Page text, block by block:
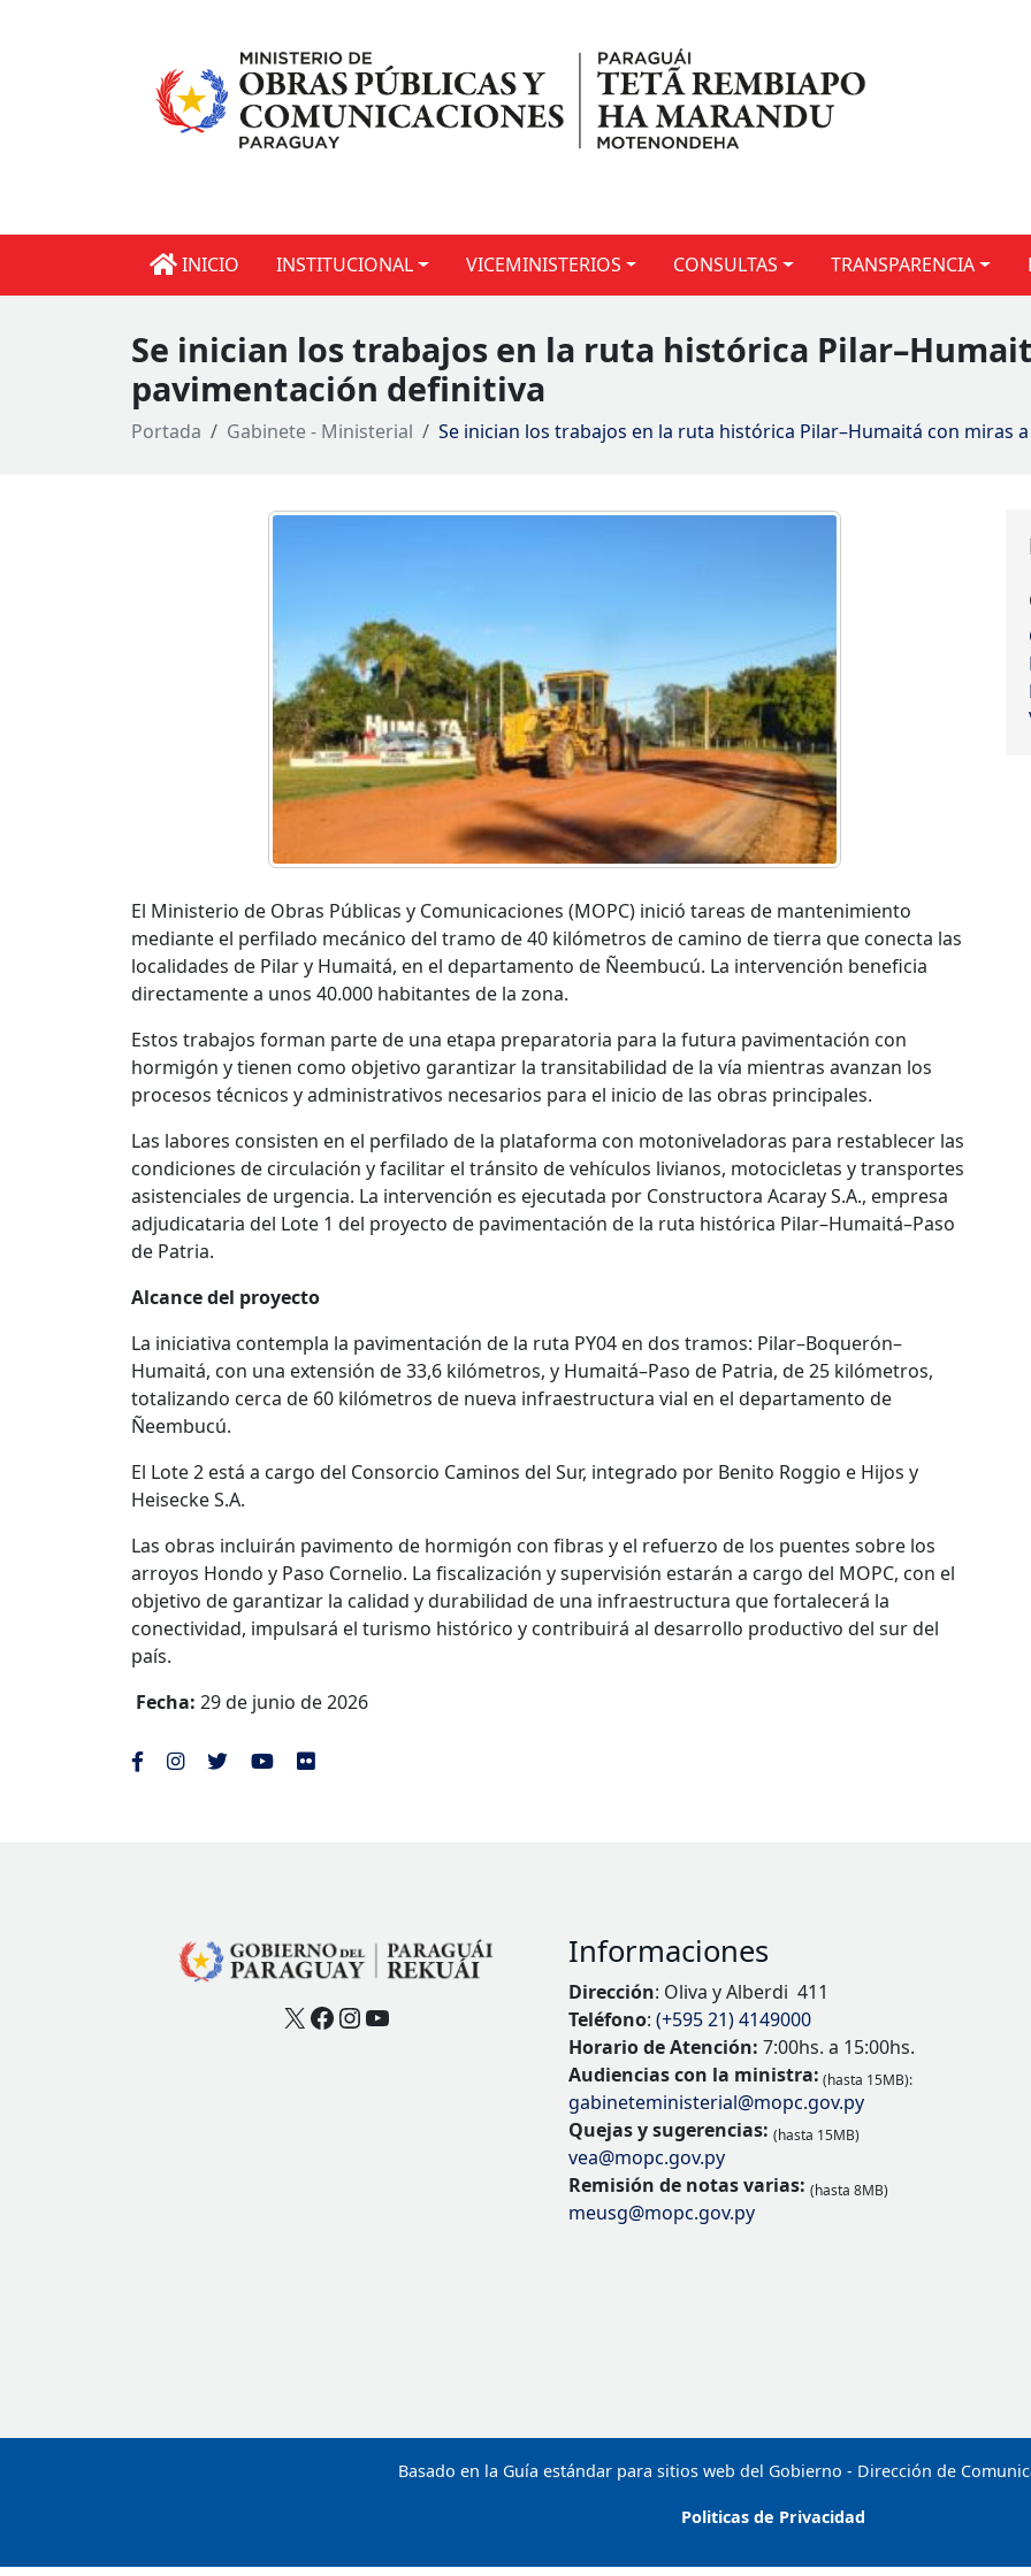
INICIO INSTITUCIONAL VICEMINISTERIOS CONSULTAS TRANSPARENCIA
Se inician los trabajos en la ruta histórica
pavimentación definitiva
Portada Gabinete - Ministerial Se inician los trabajos en la ruta histórica Pilar–Humaitá con miras
El Ministerio de Obras Públicas y Comunicaciones (MOPC) inició tareas de mantenimiento
mediante el perfilado mecánico del tramo de 40 kilómetros de camino de tierra que conecta las
localidades de Pilar y Humaitá, en el departamento de Ñeembucú. La intervención beneficia
directamente a unos 40.000 habitantes de la zona.
Estos trabajos forman parte de una etapa preparatoria para la futura pavimentación con
hormigón y tienen como objetivo garantizar la transitabilidad de la vía mientras avanzan los
procesos técnicos y administrativos necesarios para el inicio de las obras principales.
Las labores consisten en el perfilado de la plataforma con motoniveladoras para restablecer las
condiciones de circulación y facilitar el tránsito de vehículos livianos, motocicletas y transportes
asistenciales de urgencia. La intervención es ejecutada por Constructora Acaray S.A., empresa
adjudicataria del Lote 1 del proyecto de pavimentación de la ruta histórica Pilar–Humaitá–Paso
de Patria.
Alcance del proyecto
La iniciativa contempla la pavimentación de la ruta PY04 en dos tramos: Pilar–Boquerón–
Humaitá, con una extensión de 33,6 kilómetros, y Humaitá–Paso de Patria, de 25 kilómetros,
totalizando cerca de 60 kilómetros de nueva infraestructura vial en el departamento de
Ñeembucú.
El Lote 2 está a cargo del Consorcio Caminos del Sur, integrado por Benito Roggio e Hijos y
Heisecke S.A.
Las obras incluirán pavimento de hormigón con fibras y el refuerzo de los puentes sobre los
arroyos Hondo y Paso Cornelio. La fiscalización y supervisión estarán a cargo del MOPC, con el
objetivo de garantizar la calidad y durabilidad de una infraestructura que fortalecerá la
conectividad, impulsará el turismo histórico y contribuirá al desarrollo productivo del sur del
país.
Fecha: 29 de junio de 2026
X Facebook
Instagram
YouTube
Informaciones
Dirección: Oliva y Alberdi 411
Teléfono: (+595 21) 4149000
Horario de Atención: 7:00hs. a 15:00hs.
Audiencias con la ministra: (hasta 15MB):
gabineteministerial@mopc.gov.py
Quejas y sugerencias: (hasta 15MB)
vea@mopc.gov.py
Remisión de notas varias: (hasta 8MB)
meusg@mopc.gov.py
Basado en la Guía estándar para sitios web del Gobierno - Dirección de
Politicas de Privacidad